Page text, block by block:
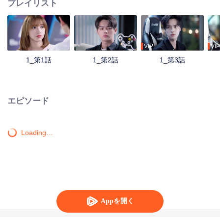
Appを開く
プレイリスト
1_第1話 1_第2話
VIP
1_第3話
VIP
エピソード
Loading…